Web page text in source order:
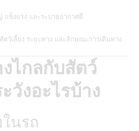
แข็งแรง และระบายอากาศดี
ว์เลี้ยง ระยะทาง และลักษณะการเดินทาง
ไกลกับสัตว์
วังอะไรบ้าง
นรถ